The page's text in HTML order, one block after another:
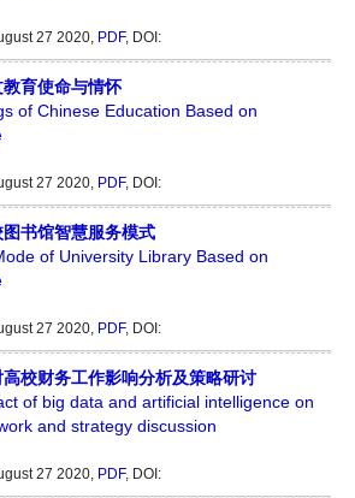
27 2020, PDF, DOI:
育使命与情怀
of Chinese Education Based on
27 2020, PDF, DOI:
书馆智慧服务模式
of University Library Based on
27 2020, PDF, DOI:
校财务工作影响分析及策略研讨
of big data and artificial intelligence on
and strategy discussion
27 2020, PDF, DOI: